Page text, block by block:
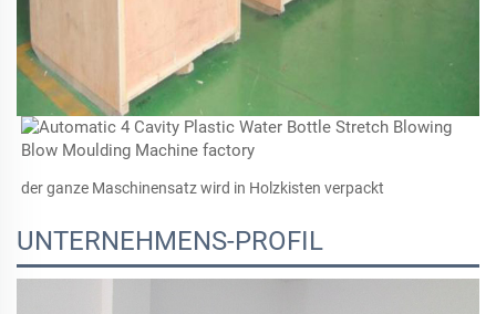
der ganze Maschinensatz wird in Holzkisten verpackt
UNTERNEHMENS-PROFIL